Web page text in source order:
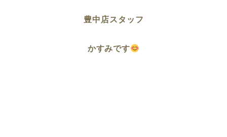
豊中店スタッフ
かすみです